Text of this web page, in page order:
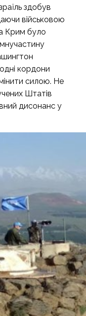
здобув
військовою
а Крим було
кордони
силою. Не
Штатів
дисонанс у